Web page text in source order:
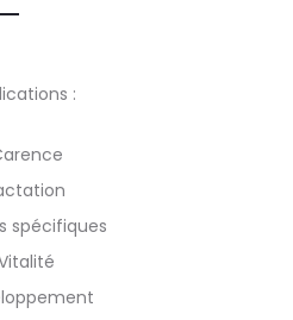
:
spécifiques